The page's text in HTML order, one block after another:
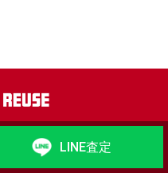
LINE査定
歯科技工機器 買取
金属加工機械・建築板金機械 買取